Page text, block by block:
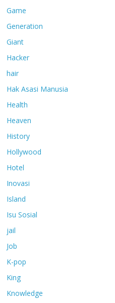
Game
Generation
Giant
Hacker
hair
Hak Asasi Manusia
Health
Heaven
History
Hollywood
Hotel
Inovasi
Island
Isu Sosial
jail
Job
K-pop
King
Knowledge